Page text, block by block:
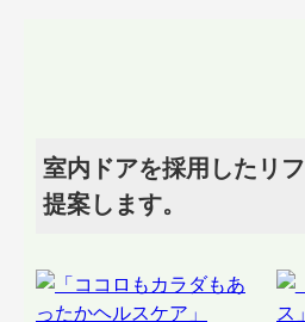
室内ドアを採用したリ
提案します。